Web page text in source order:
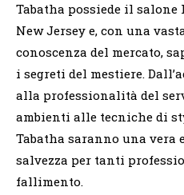
Tabatha possiede il
New Jersey e, con una
conoscenza del mercato,
i segreti del mestiere.
alla professionalità del
ambienti alle tecniche di
Tabatha saranno una vera
salvezza per tanti
fallimento.